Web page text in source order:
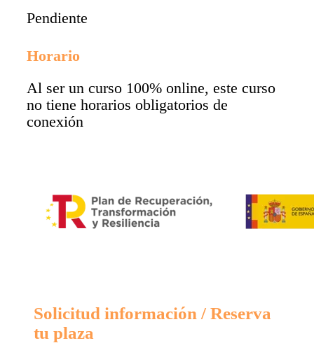
Pendiente
Horario
Al ser un curso 100% online, este curso
no tiene horarios obligatorios de
conexión
Solicitud información / Reserva
tu plaza